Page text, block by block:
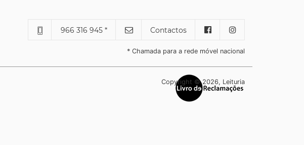
966 316 945 * Contactos
* Chamada para a rede móvel nacional
Copyright © 2026, Leituria